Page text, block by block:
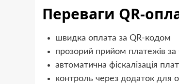
Переваги QR-
швидка оплата за QR-кодом
прозорий прийом платежів
автоматична фіскалізація
контроль через додаток для